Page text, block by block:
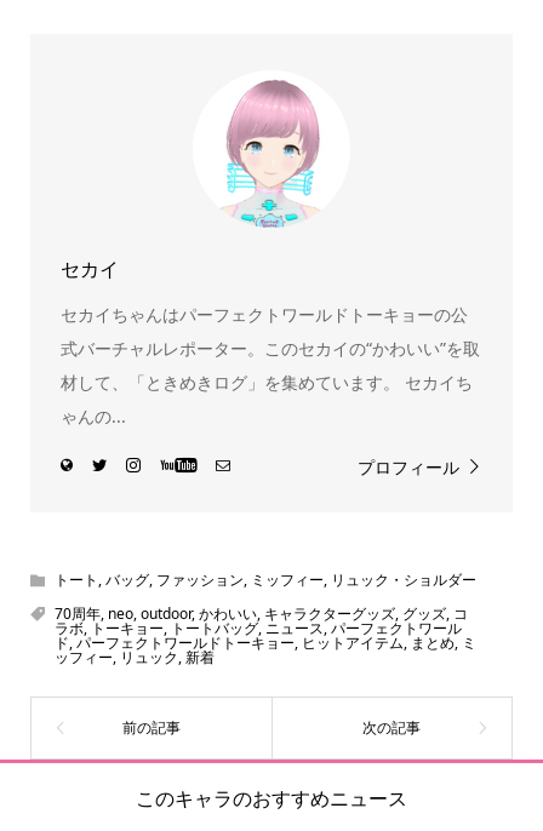
ーをいち早く皆さんにお届けすることも、私たちの使命の
セカイ
セカイちゃんはパーフェクトワールドトーキョーの公
式バーチャルレポーター。このセカイの“かわいい”を取
材して、「ときめきログ」を集めています。 セカイち
ゃんの...
プロフィール
トート ,バッグ, ファッション, ミッフィー, リュック・ショルダー
70周年, neo,outdoor,かわいい, キャラクターグッズ, グッズ, コ
ラボ, トーキョー, トートバッグ, ニュース,パーフェクトワール
ド,パーフェクトワールドトーキョー, ヒットアイテム,まとめ, ミ
ッフィー, リュック,新着
このキャラのおすすめニュース